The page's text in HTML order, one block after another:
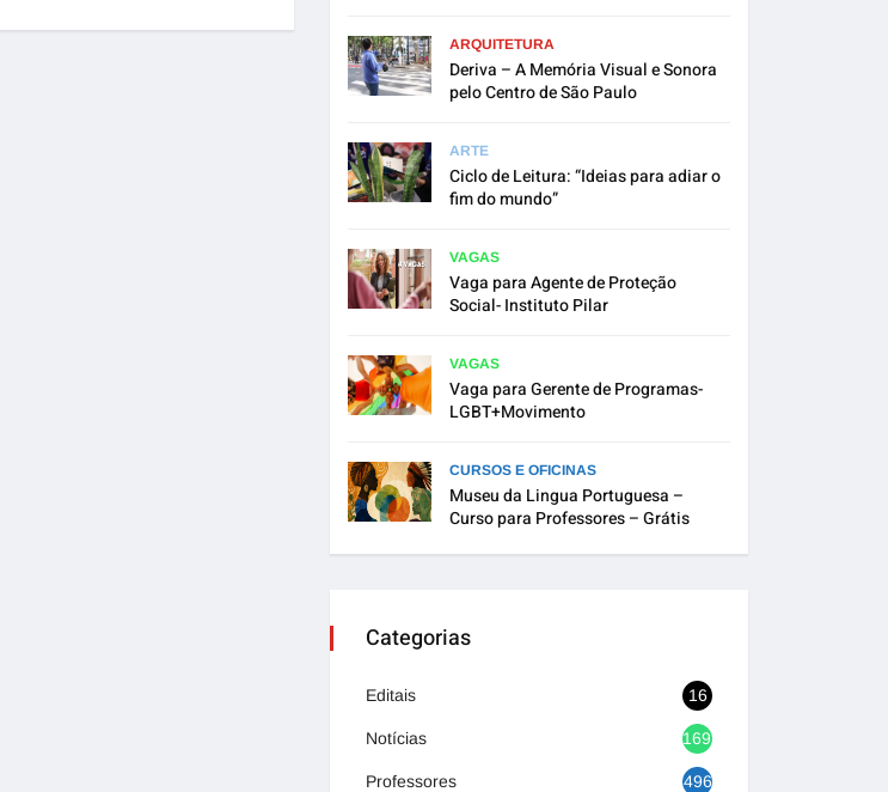
ARQUITETURA
Deriva – A Memória Visual e Sonora
pelo Centro de São Paulo
ARTE
Ciclo de Leitura: “Ideias para adiar o
fim do mundo”
VAGAS
Vaga para Agente de Proteção
Social- Instituto Pilar
VAGAS
Vaga para Gerente de Programas-
LGBT+Movimento
CURSOS E OFICINAS
Museu da Lingua Portuguesa –
Curso para Professores – Grátis
Categorias
Editais 16
Notícias 1692
Professores 496